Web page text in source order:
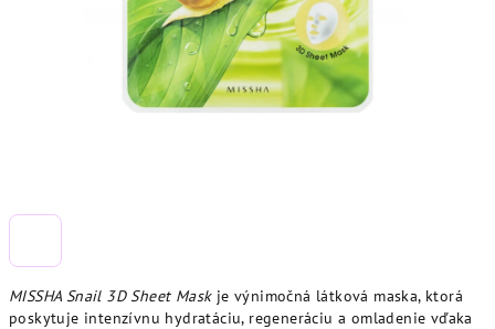
MISSHA Snail 3D Sheet Maskje výnimočná látková maska, ktorá
poskytuje intenzívnu hydratáciu, regeneráciu a omladenie vďaka